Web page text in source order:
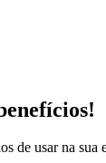
de usar na sua